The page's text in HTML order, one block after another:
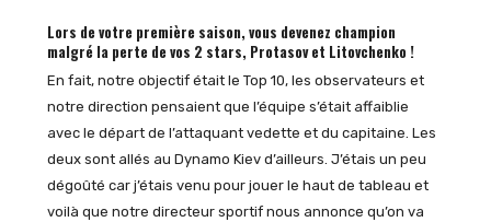
Lors de votre première saison, vous devenez champion
malgré la perte de vos 2 stars, Protasov et Litovchenko !
En fait, notre objectif était le Top 10, les observateurs et
notre direction pensaient que l’équipe s’était affaiblie
avec le départ de l’attaquant vedette et du capitaine. Les
deux sont allés au Dynamo Kiev d’ailleurs. J’étais un peu
dégoûté car j’étais venu pour jouer le haut de tableau et
voilà que notre directeur sportif nous annonce qu’on va